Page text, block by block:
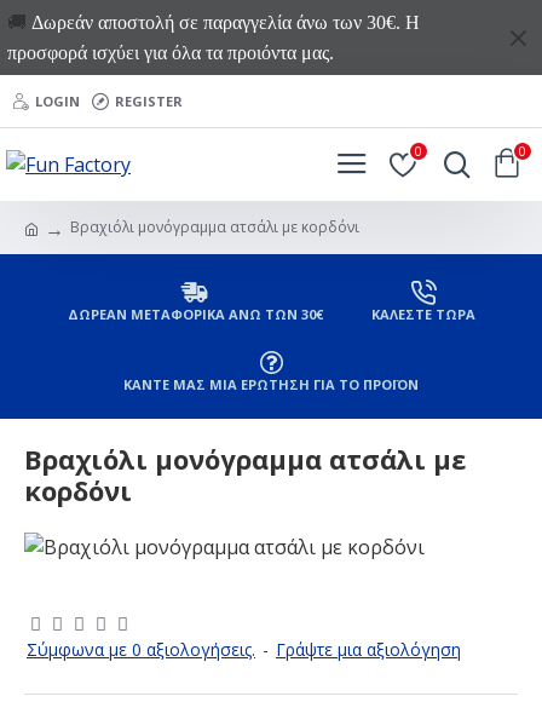
🚚 Δωρεάν αποστολή σε παραγγελία άνω των 30€. Η
προσφορά ισχύει για όλα τα προιόντα μας.
LOGIN REGISTER
0 0
Βραχιόλι μονόγραμμα ατσάλι με κορδόνι
ΔΩΡΕΑΝ ΜΕΤΑΦΟΡΙΚΑ ΑΝΩ ΤΩΝ 30€ ΚΑΛΕΣΤΕ ΤΩΡΑ
ΚΑΝΤΕ ΜΑΣ ΜΙΑ ΕΡΩΤΗΣΗ ΓΙΑ ΤΟ ΠΡΟΪΟΝ
Βραχιόλι μονόγραμμα ατσάλι με
κορδόνι
Σύμφωνα με 0 αξιολογήσεις. - Γράψτε μια αξιολόγηση